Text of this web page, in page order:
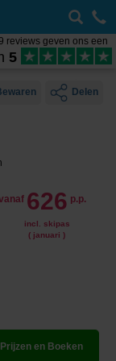
reviews geven ons een
5
Delen
626 p.p.
incl. skipas
( januari )
Prijzen en Boeken